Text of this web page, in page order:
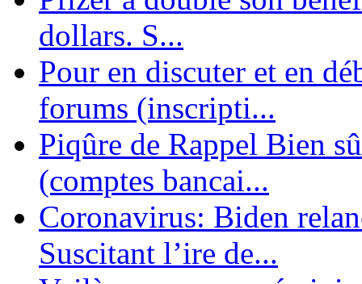
dollars. S...
Pour en discuter et en
forums (inscripti...
Piqûre de Rappel Bien
(comptes bancai...
Coronavirus: Biden
Suscitant l’ire de...